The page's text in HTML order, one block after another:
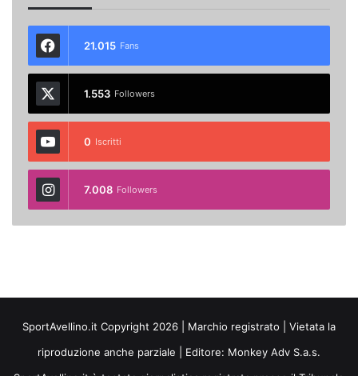
21.015 Fans
1.553 Followers
0 Iscritti
7.008 Followers
SportAvellino.it Copyright 2026 | Marchio registrato | Vietata la
riproduzione anche parziale | Editore: Monkey Adv S.a.s.